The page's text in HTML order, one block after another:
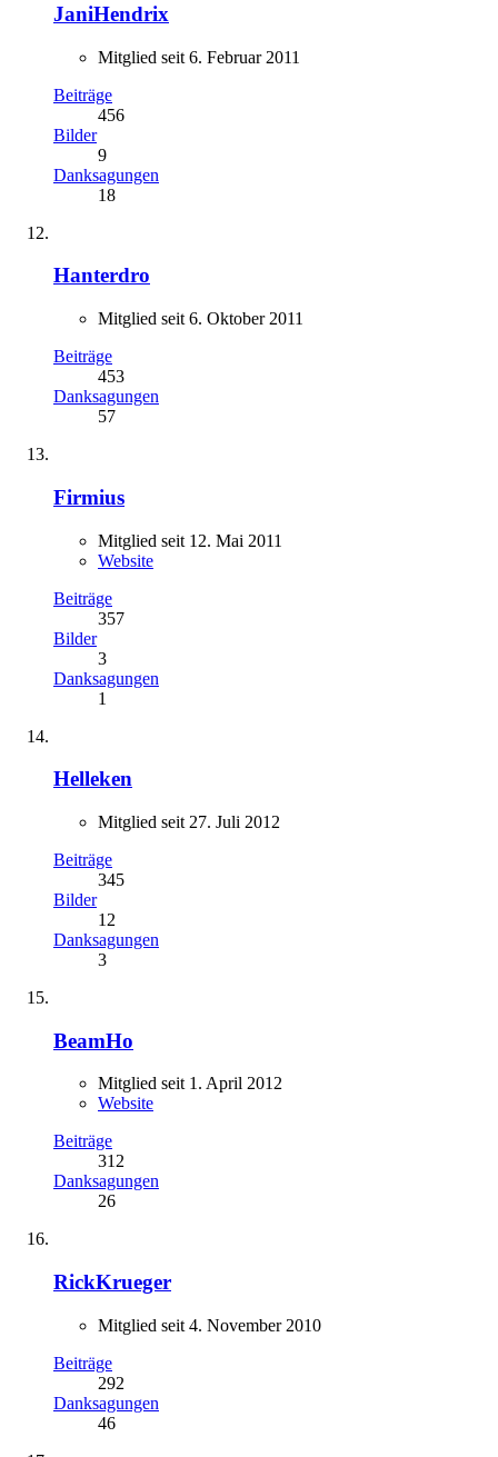
JaniHendrix
Mitglied seit 6. Februar 2011
Beiträge
456
Bilder
9
Danksagungen
18
Hanterdro
Mitglied seit 6. Oktober 2011
Beiträge
453
Danksagungen
57
Firmius
Mitglied seit 12. Mai 2011
Website
Beiträge
357
Bilder
3
Danksagungen
1
Helleken
Mitglied seit 27. Juli 2012
Beiträge
345
Bilder
12
Danksagungen
3
BeamHo
Mitglied seit 1. April 2012
Website
Beiträge
312
Danksagungen
26
RickKrueger
Mitglied seit 4. November 2010
Beiträge
292
Danksagungen
46